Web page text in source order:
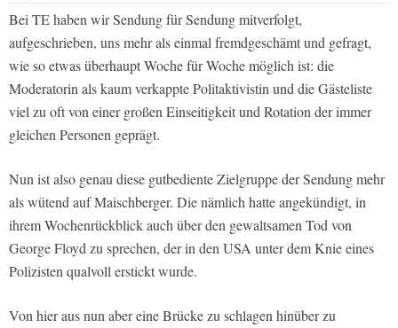
Bei TEhaben wir Sendung für Sendung mitverfolgt,
aufgeschrieben, uns mehr als einmal fremdgeschämt und gefragt,
wie so etwas überhaupt Woche für Woche möglich ist: die
Moderatorin als kaum verkappte Politaktivistin und die Gästeliste
viel zu oft von einer großen Einseitigkeit und Rotation der immer
gleichen Personen geprägt.
Nun ist also genau diese gutbediente Zielgruppe der Sendung mehr
als wütend auf Maischberger. Die nämlich hatte angekündigt, in
ihrem Wochenrückblick auch über den gewaltsamen Tod von
George Floyd zu sprechen, der in den USA unter dem Knie eines
Polizisten qualvoll erstickt wurde.
Von hier aus nun aber eine Brücke zu schlagen hinüber zu